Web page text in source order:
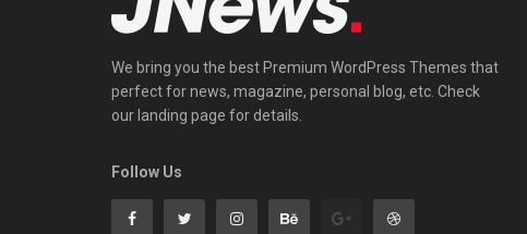
We bring you the best Premium WordPress Themes that
perfect for news, magazine, personal blog, etc. Check
our landing page for details.
Follow Us